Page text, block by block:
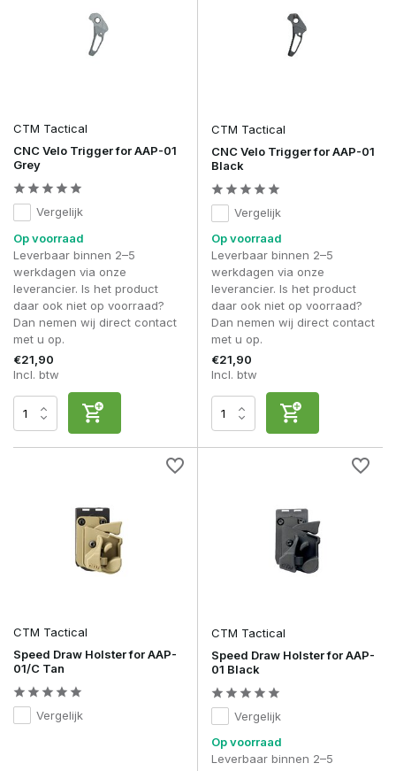
CTM Tactical
CNC Velo Trigger for AAP-01
Grey
Vergelijk
Op voorraad
Leverbaar binnen 2–5
werkdagen via onze
leverancier. Is het product
daar ook niet op voorraad?
Dan nemen wij direct contact
met u op.
€21,90
Incl. btw
CTM Tactical
CNC Velo Trigger for AAP-01
Black
Vergelijk
Op voorraad
Leverbaar binnen 2–5
werkdagen via onze
leverancier. Is het product
daar ook niet op voorraad?
Dan nemen wij direct contact
met u op.
€21,90
Incl. btw
CTM Tactical
Speed Draw Holster for AAP-
01/C Tan
Vergelijk
CTM Tactical
Speed Draw Holster for AAP-
01 Black
Vergelijk
Op voorraad
Leverbaar binnen 2–5